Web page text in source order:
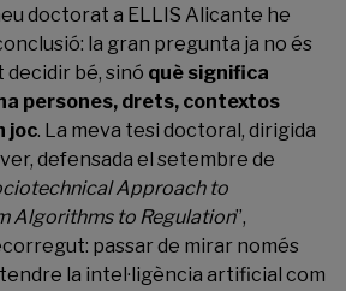
doctorat a ELLIS Alicante he
la gran pregunta ja no és
decidir bé, sinó què significa
persones, drets, contextos
joc. La meva tesi doctoral, dirigida
, defensada el setembre de
Approach to
Algorithms to Regulation”,
passar de mirar només
la intel·ligència artificial com